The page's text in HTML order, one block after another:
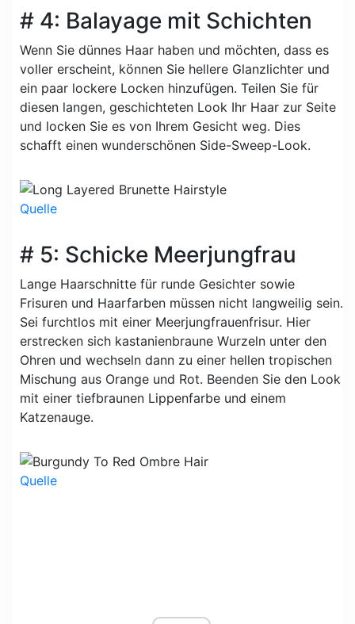
# 4: Balayage mit Schichten
Wenn Sie dünnes Haar haben und möchten, dass es
voller erscheint, können Sie hellere Glanzlichter und
ein paar lockere Locken hinzufügen. Teilen Sie für
diesen langen, geschichteten Look Ihr Haar zur Seite
und locken Sie es von Ihrem Gesicht weg. Dies
schafft einen wunderschönen Side-Sweep-Look.
Quelle
# 5: Schicke Meerjungfrau
Lange Haarschnitte für runde Gesichter sowie
Frisuren und Haarfarben müssen nicht langweilig sein.
Sei furchtlos mit einer Meerjungfrauenfrisur. Hier
erstrecken sich kastanienbraune Wurzeln unter den
Ohren und wechseln dann zu einer hellen tropischen
Mischung aus Orange und Rot. Beenden Sie den Look
mit einer tiefbraunen Lippenfarbe und einem
Katzenauge.
Quelle